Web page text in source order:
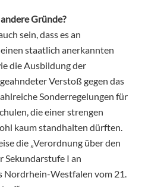
Gründe?
sein, dass es an
staatlich anerkannten
die Ausbildung der
Verstoß gegen das
Sonderregelungen für
die einer strengen
kaum standhalten dürften.
die „Verordnung über den
Sekundarstufe I an
Nordrhein-Westfalen vom 21.